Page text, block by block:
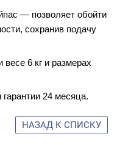
— позволяет обойти
сохранив подачу
6 кг и размерах
24 месяца.
НАЗАД К СПИСКУ